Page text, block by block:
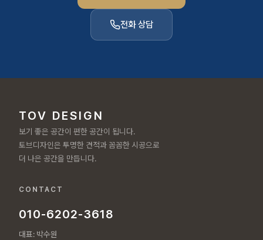
전화 상담
TOV DESIGN
보기 좋은 공간이 편한 공간이 됩니다.
토브디자인은 투명한 견적과 꼼꼼한 시공으로
더 나은 공간을 만듭니다.
CONTACT
010-6202-3618
대표: 박수원